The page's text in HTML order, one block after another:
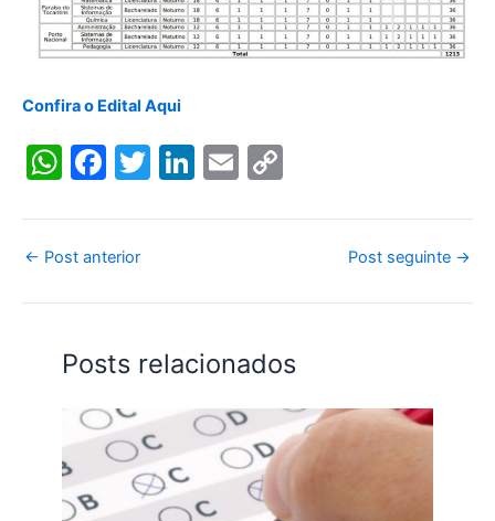
Confira o Edital Aqui
W
at
s
A
p
F
c
e
b
o
k
T
itt
Li
k
dI
E
ai p
Li
k
← Post anterior Post seguinte →
Posts relacionados